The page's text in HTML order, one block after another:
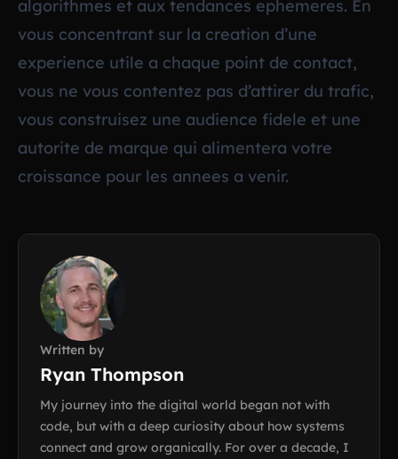
algorithmes et aux tendances ephemeres. En
vous concentrant sur la creation d’une
experience utile a chaque point de contact,
vous ne vous contentez pas d’attirer du trafic,
vous construisez une audience fidele et une
autorite de marque qui alimentera votre
croissance pour les annees a venir.
Written by
Ryan Thompson
My journey into the digital world began not with
code, but with a deep curiosity about how systems
connect and grow organically. For over a decade, I